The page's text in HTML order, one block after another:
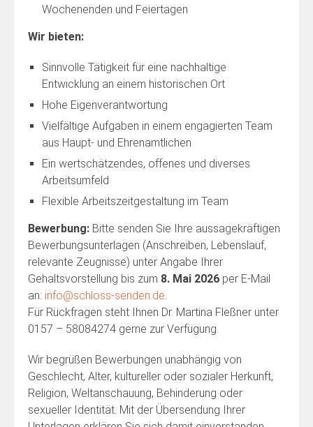
Wochenenden und Feiertagen
Wir bieten:
Sinnvolle Tätigkeit für eine nachhaltige
Entwicklung an einem historischen Ort
Hohe Eigenverantwortung
Vielfältige Aufgaben in einem engagierten Team
aus Haupt- und Ehrenamtlichen
Ein wertschätzendes, offenes und diverses
Arbeitsumfeld
Flexible Arbeitszeitgestaltung im Team
Bewerbung: Bitte senden Sie Ihre aussagekräftigen
Bewerbungsunterlagen (Anschreiben, Lebenslauf,
relevante Zeugnisse) unter Angabe Ihrer
Gehaltsvorstellung bis zum 8. Mai 2026 per E-Mail
an: info@schloss-senden.de
Für Rückfragen steht Ihnen Dr. Martina Fleßner unter
0157 – 58084274 gerne zur Verfügung.
Wir begrüßen Bewerbungen unabhängig von
Geschlecht, Alter, kultureller oder sozialer Herkunft,
Religion, Weltanschauung, Behinderung oder
sexueller Identität. Mit der Übersendung Ihrer